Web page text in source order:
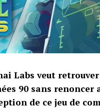
Labs veut
90 sans
de ce jeu de